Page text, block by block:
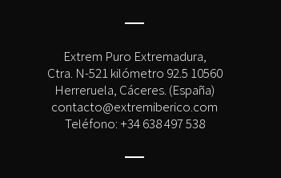
Extrem Puro Extremadura,
Ctra. N-521 kilómetro 92.5 10560
Herreruela, Cáceres. (España)
contacto@extremiberico.com
Teléfono: +34 638 497 538